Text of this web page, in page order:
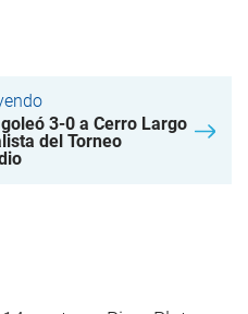
3-0 a Cerro Largo
del Torneo